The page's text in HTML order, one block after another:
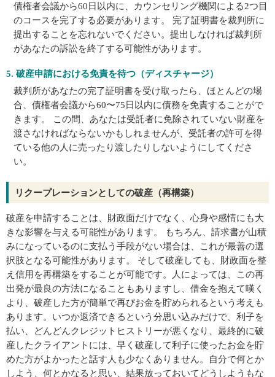
債権者会議から60日以内に、カウンセリング機関による2つ目
のコースを完了する必要があります。 完了証明書を裁判所に
提出することを忘れないでください。提出しなければ裁判所
があなたの訴訟を終了する可能性があります。
5. 破産申請における免責を待つ（ディスチャージ）
裁判所があなたの完了証明書を受け取ったら、ほとんどの場
合、債権者会議から60〜75日以内に債務を免責することがで
きます。 この間、あなたは受託者に免除されていない財産を
渡さなければならないかもしれませんが、受託者の許可を得
ている他の人に売ったり渡したりしないようにしてくださ
い。
リクープレーションとしての破産（再構築）
破産を申請することは、財政面だけでなく、心身や感情にも大
きな影響を与える可能性があります。 もちろん、請求書が山積
みになっているのに支払う手段がない場合は、これが最善の選
択肢となる可能性があります。 そして破産しても、財政面を整
え信用を再構築をすることが可能です。人によっては、この再
出発が最良の方法になることもありますし、借金を抱えて嘆く
より、破産した方が簡単で再びお金を貯められるという考えも
あります。いつか返済できるという分思い込みだけで、利子を
払い、どんどんクレジットヒストリーが悪くなり、最終的に破
産したクライアントには、早く破産して利子に使ったお金を貯
めた方がよかったと話す人も少なくありません。自分で何とか
しよう、何とかなると思い、結果放っておいてどうしようもな